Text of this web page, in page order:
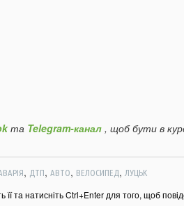
та Telegram-канал , щоб бути в
, ДТП, АВТО, ВЕЛОСИПЕД, ЛУЦЬК
її та натисніть Ctrl+Enter для того, щоб